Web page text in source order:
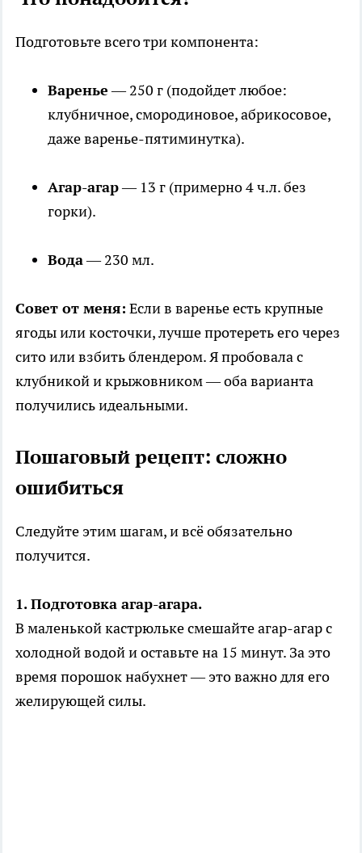
Подготовьте всего три компонента:
Варенье— 250 г (подойдет любое:
клубничное, смородиновое, абрикосовое,
даже варенье-пятиминутка).
Агар-агар— 13 г (примерно 4 ч.л. без
горки).
Вода— 230 мл.
Совет от меня: Если в варенье есть крупные
ягоды или косточки, лучше протереть его через
сито или взбить блендером. Я пробовала с
клубникой и крыжовником — оба варианта
получились идеальными.
Пошаговый рецепт: сложно
ошибиться
Следуйте этим шагам, и всё обязательно
получится.
1. Подготовка агар-агара.
В маленькой кастрюльке смешайте агар-агар с
холодной водой и оставьте на 15 минут. За это
время порошок набухнет — это важно для его
желирующей силы.